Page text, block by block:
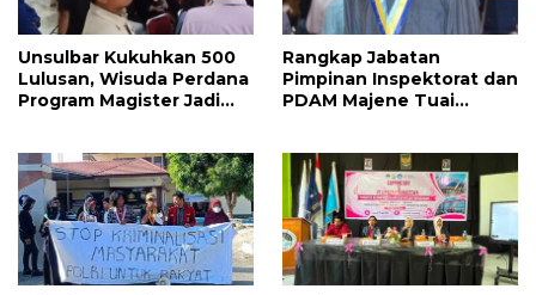
Unsulbar Kukuhkan 500
Lulusan, Wisuda Perdana
Program Magister Jadi
Rangkap Jabatan
Pimpinan Inspektorat dan
PDAM Majene Tuai
Independensi
Pengawasan